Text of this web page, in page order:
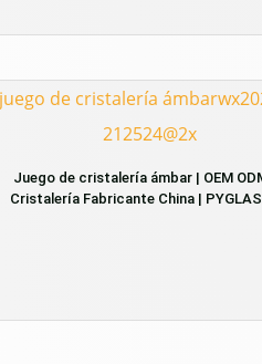
Juego de cristalería ámbar | OEM
Cristalería Fabricante China |